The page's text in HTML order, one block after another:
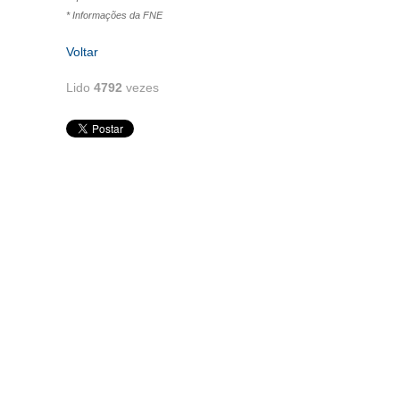
* Informações da FNE
Voltar
Lido 4792 vezes